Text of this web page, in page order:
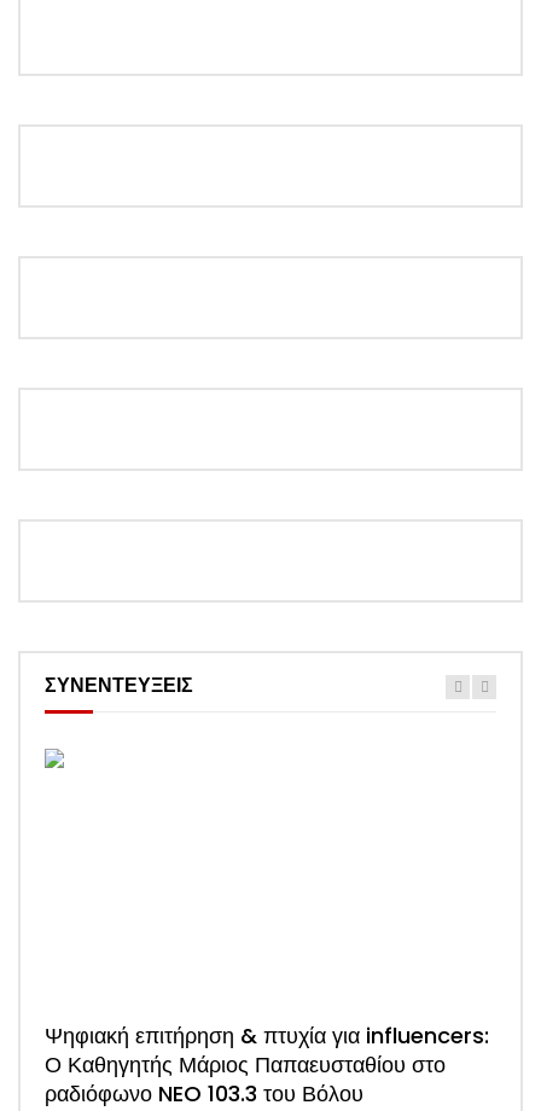
ΣΥΝΕΝΤΕΥΞΕΙΣ
Ψηφιακή επιτήρηση & πτυχία για influencers:
Ο Καθηγητής Μάριος Παπαευσταθίου στο
ραδιόφωνο NEO 103.3 του Βόλου